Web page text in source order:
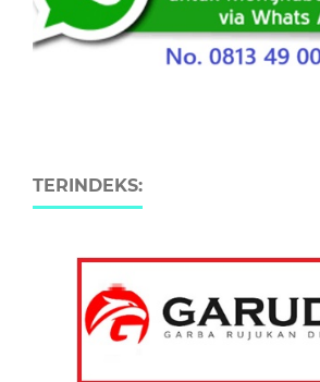
TERINDEKS: